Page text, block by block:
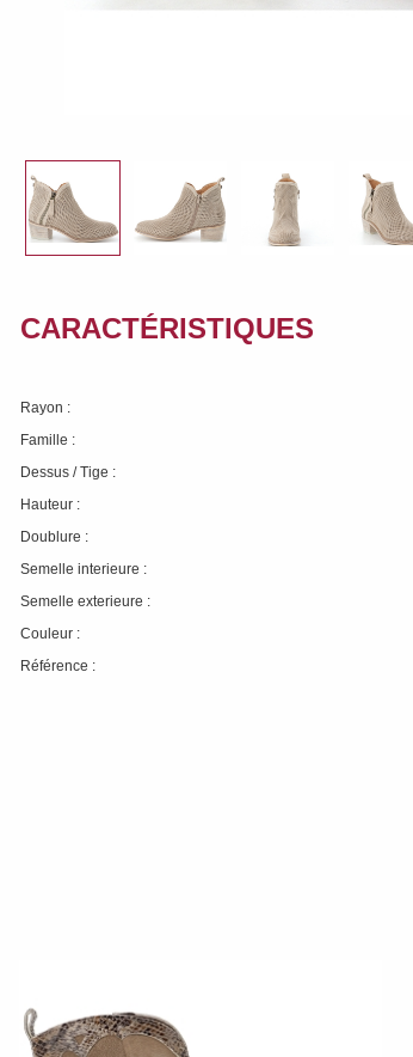
CARACTÉRISTIQUES
Rayon :
Famille :
Dessus / Tige :
Hauteur :
Doublure :
Semelle interieure :
Semelle exterieure :
Couleur :
Référence :